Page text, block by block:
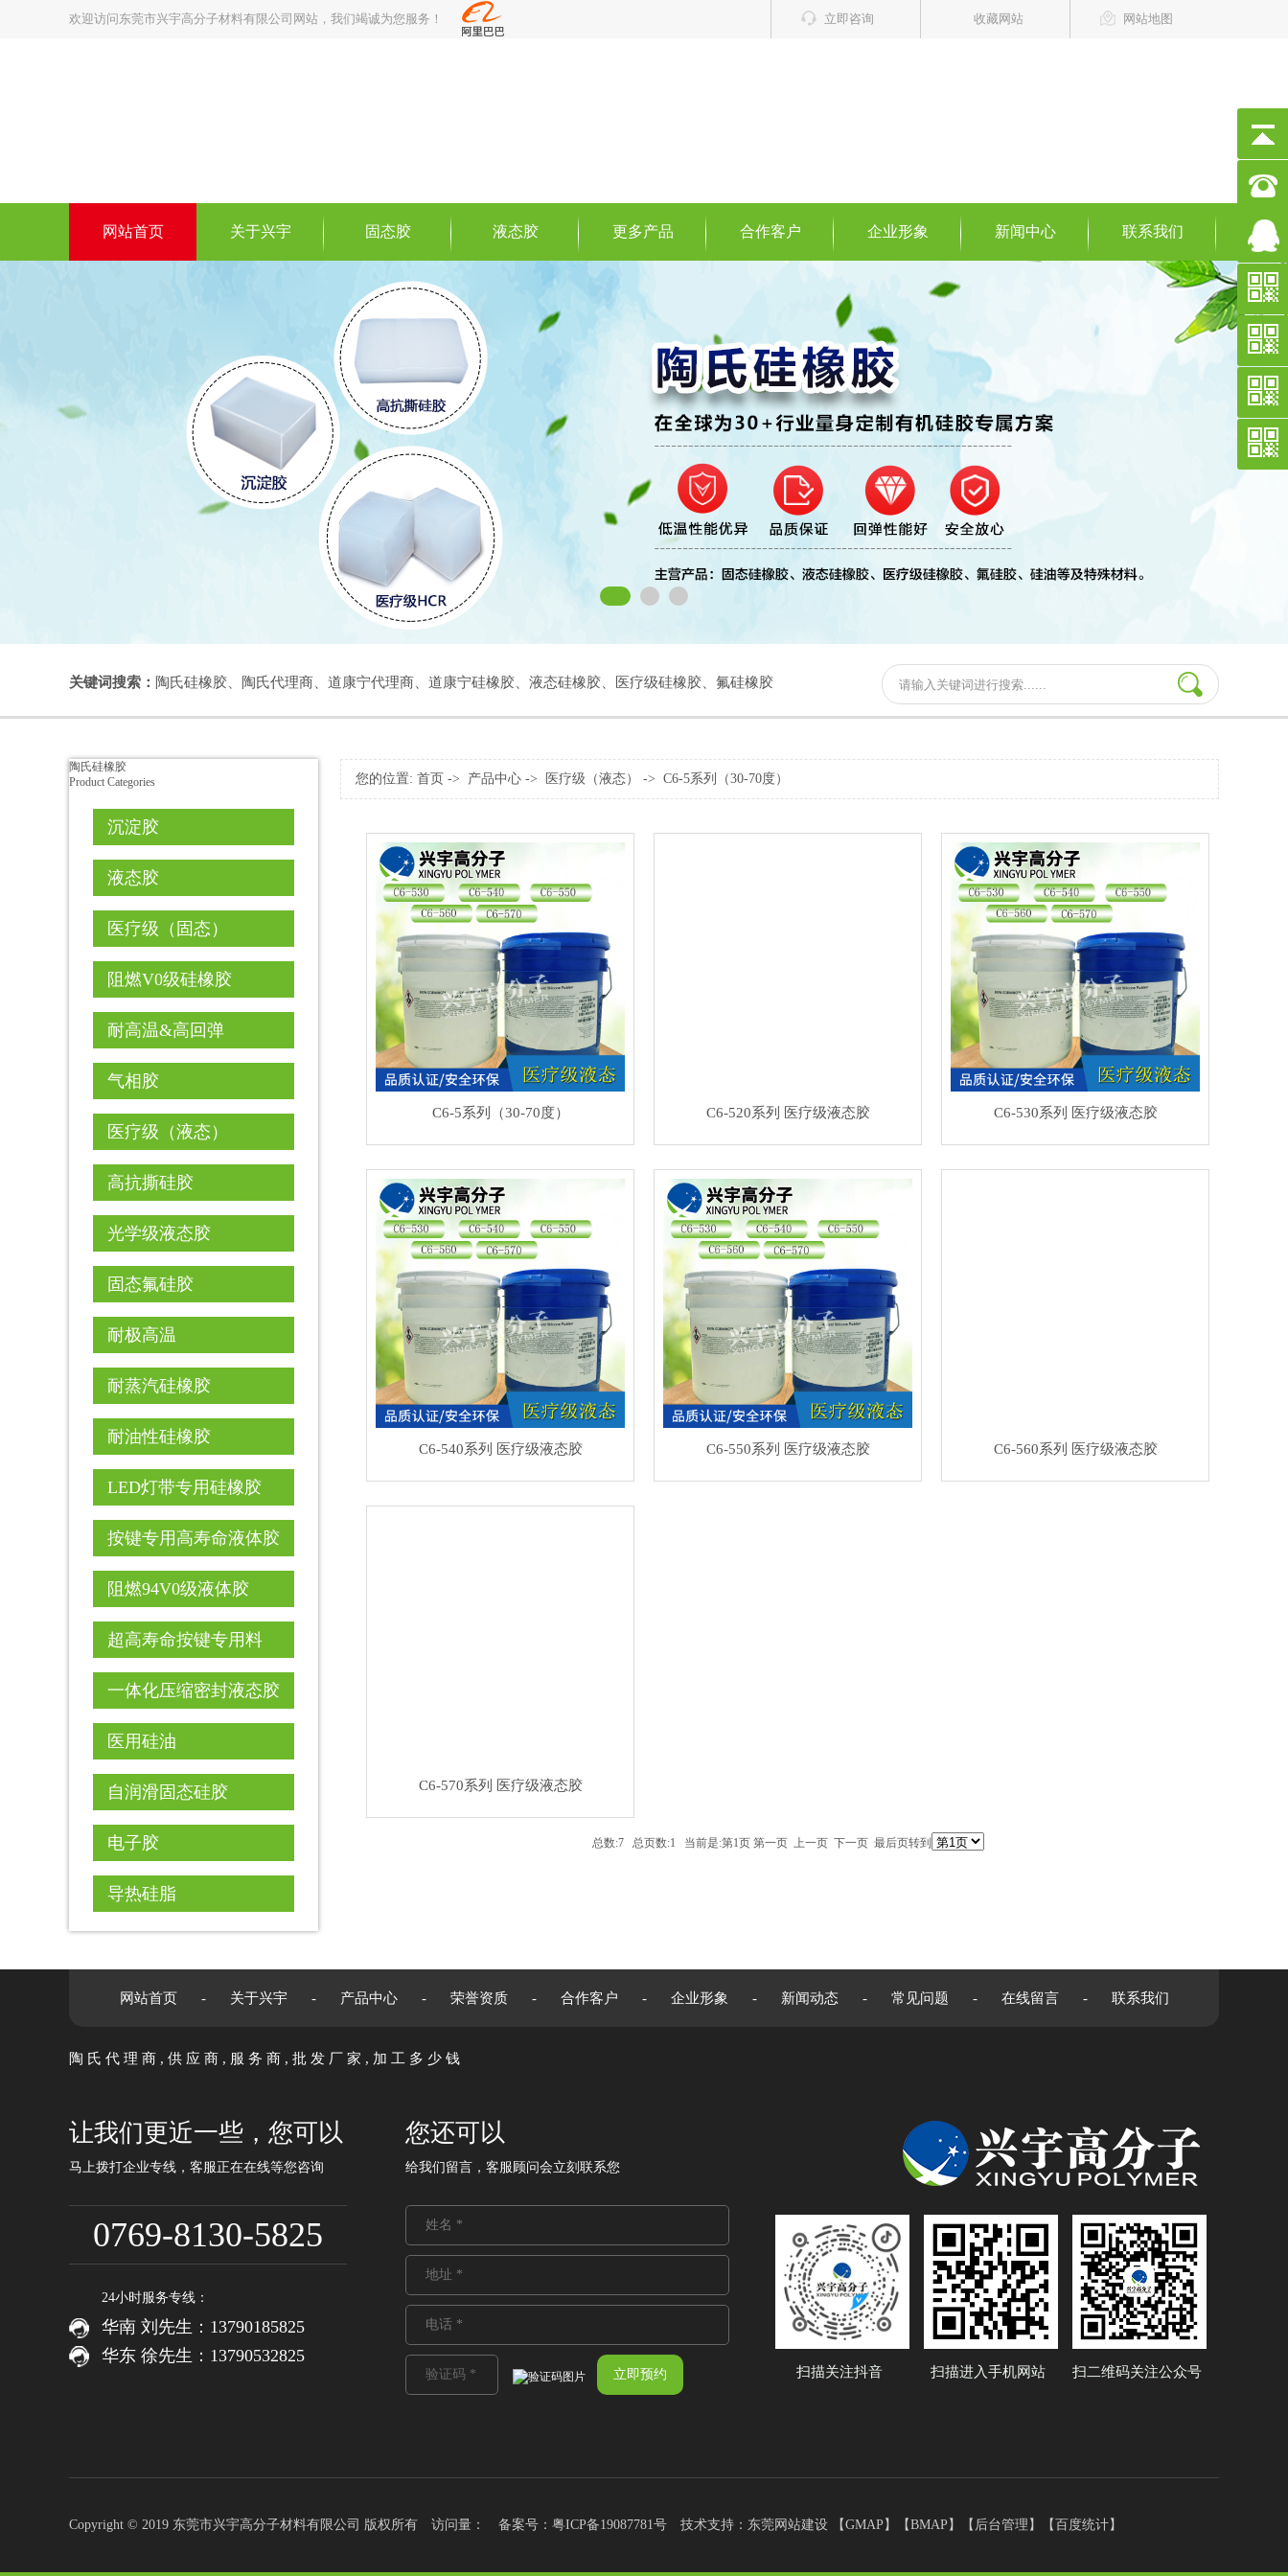
欢迎访问东莞市兴宇高分子材料有限公司网站，我们竭诚为您服务！ 立即咨询 收藏网站 网站地图
网站首页 关于兴宇 固态胶 液态胶 更多产品 合作客户 企业形象 新闻中心 联系我们
关键词搜索： 陶氏硅橡胶 陶氏代理商 道康宁代理商 道康宁硅橡胶 液态硅橡胶 医疗级硅橡胶 氟硅橡胶
陶氏硅橡胶
Product Categories
沉淀胶
液态胶
医疗级（固态）
阻燃V0级硅橡胶
耐高温&高回弹
气相胶
医疗级（液态）
高抗撕硅胶
光学级液态胶
固态氟硅胶
耐极高温
耐蒸汽硅橡胶
耐油性硅橡胶
LED灯带专用硅橡胶
按键专用高寿命液体胶
阻燃94V0级液体胶
超高寿命按键专用料
一体化压缩密封液态胶
医用硅油
自润滑固态硅胶
电子胶
导热硅脂
您的位置: 首页 -> 产品中心 -> 医疗级（液态） -> C6-5系列（30-70度）
C6-5系列（30-70度） C6-520系列 医疗级液态胶 C6-530系列 医疗级液态胶
C6-540系列 医疗级液态胶 C6-550系列 医疗级液态胶 C6-560系列 医疗级液态胶
C6-570系列 医疗级液态胶
总数:7 总页数:1 当前是:第1页 第一页 上一页 下一页 最后页转到
网站首页 - 关于兴宇 - 产品中心 - 荣誉资质 - 合作客户 - 企业形象 - 新闻动态 - 常见问题 - 在线留言 - 联系我们
陶氏代理商,供应商,服务商,批发厂家,加工多少钱
让我们更近一些，您可以
马上拨打企业专线，客服正在在线等您咨询
0769-8130-5825
24小时服务专线：
华南 刘先生：13790185825
华东 徐先生：13790532825
您还可以
给我们留言，客服顾问会立刻联系您
扫描关注抖音 扫描进入手机网站 扫二维码关注公众号
Copyright © 2019 东莞市兴宇高分子材料有限公司 版权所有 访问量： 备案号： 粤ICP备19087781号 技术支持： 东莞网站建设 【GMAP】【BMAP】【 后台管理 】【 百度统计】